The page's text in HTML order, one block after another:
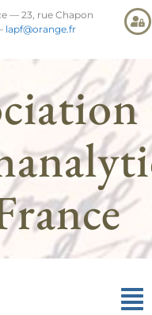
— 23, rue Chapon
lapf@orange.fr